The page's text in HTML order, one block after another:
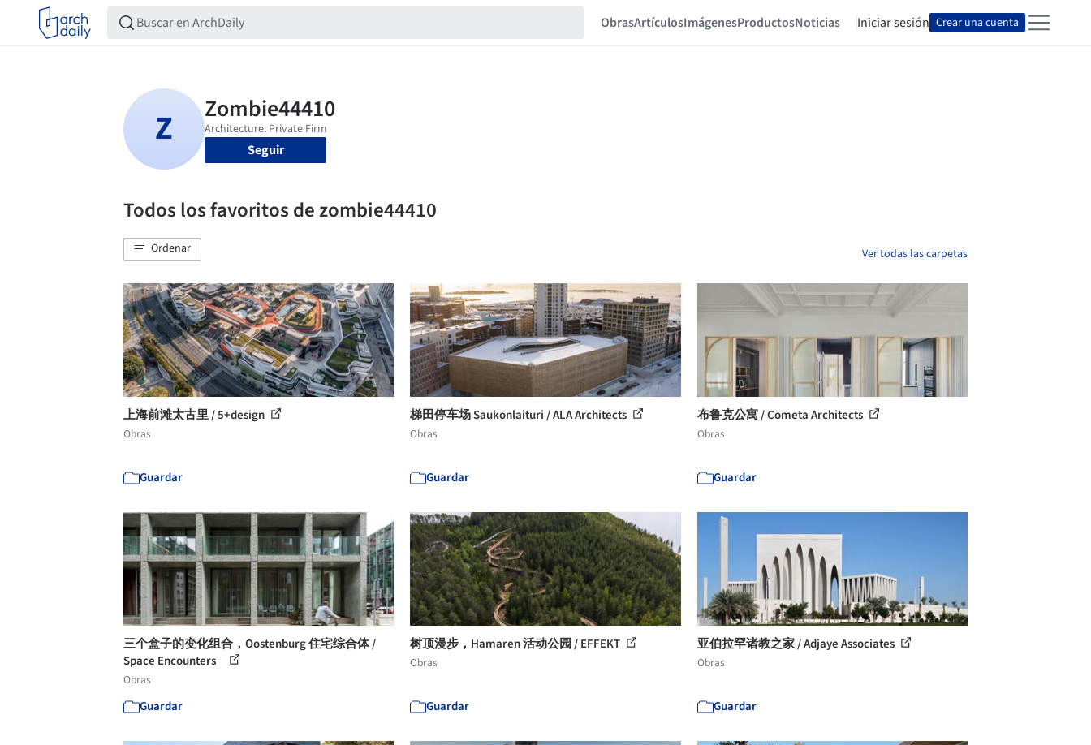
ObrasArtículosImágenesProductosNoticias Iniciar sesión Crear una cuenta
Seguir
Todos los favoritos de zombie44410
Ordenar Ver todas las carpetas
上海前滩太古里 / 5+design
Obras
Guardar
梯田停车场 Saukonlaituri / ALA Architects
Obras
Guardar
布鲁克公寓 / Cometa Architects
Obras
Guardar
三个盒子的变化组合，Oostenburg 住宅综合体 /
Space Encounters
Obras
Guardar
树顶漫步，Hamaren 活动公园 / EFFEKT
Obras
Guardar
亚伯拉罕诸教之家 / Adjaye Associates
Obras
Guardar